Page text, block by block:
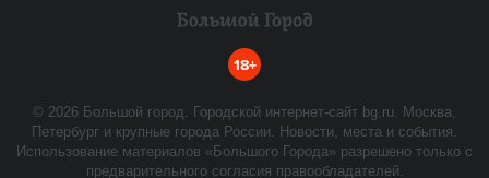
18+
© 2026 Большой город. Городской интернет-сайт bg.ru. Москва,
Петербург и крупные города России. Новости, места и события.
Использование материалов «Большого Города» разрешено только с
предварительного согласия правообладателей.